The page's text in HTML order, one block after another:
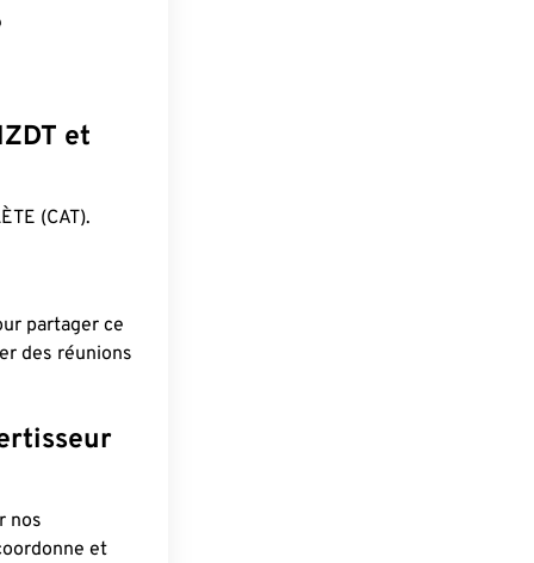
et
(CAT).
partager ce
des réunions
nos
et